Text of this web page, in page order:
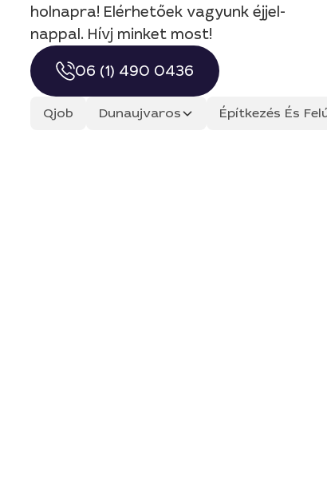
holnapra! Elérhetőek vagyunk éjjel-
nappal. Hívj minket most!
06 (1) 490 0436
Qjob Dunaujvaros Építkezés És